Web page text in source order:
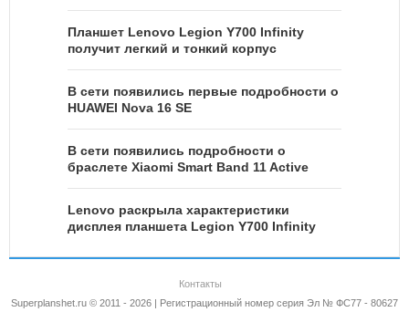
Планшет Lenovo Legion Y700 Infinity
получит легкий и тонкий корпус
В сети появились первые подробности о
HUAWEI Nova 16 SE
В сети появились подробности о
браслете Xiaomi Smart Band 11 Active
Lenovo раскрыла характеристики
дисплея планшета Legion Y700 Infinity
Контакты
Superplanshet.ru © 2011 - 2026 | Регистрационный номер серия Эл № ФС77 - 80627